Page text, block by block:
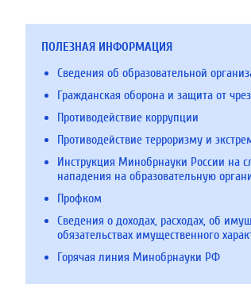
ПОЛЕЗНАЯ ИНФОРМАЦИЯ
Сведения об образовательной
Гражданская оборона и защита от
Противодействие коррупции
Противодействие терроризму и
Инструкция Минобрнауки России на
нападения на образовательную
Профком
Сведения о доходах, расходах, об
обязательствах имущественного
Горячая линия Минобрнауки РФ